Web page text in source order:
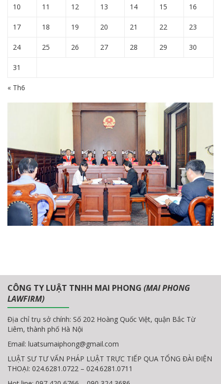
10 11 12 13 14 15 16
17 18 19 20 21 22 23
24 25 26 27 28 29 30
31
« Th6
CÔNG TY LUẬT TNHH MAI PHONG (MAI PHONG
LAWFIRM)
Địa chỉ trụ sở chính: Số 202 Hoàng Quốc Việt, quận Bắc Từ
Liêm, thành phố Hà Nội
Email: luatsumaiphong@gmail.com
LUẬT SƯ TƯ VẤN PHÁP LUẬT TRỰC TIẾP QUA TỔNG ĐÀI ĐIỆN
THOẠI: 024.6281.0722 – 024.6281.0711